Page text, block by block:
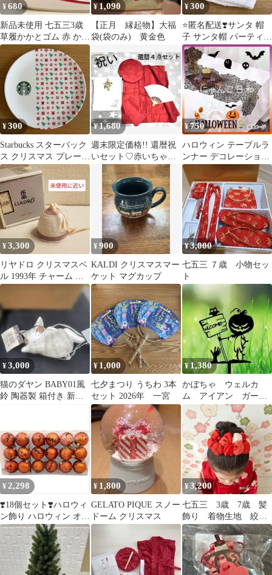
¥680
新品未使用 七五三3歳
草履かかとゴム 赤 かか
と止め かかとバンド
¥1,090
【正月 縁起物】大福
袋(袋のみ) 黄金色
¥300
⭐️匿名配送❣️サンタ 帽
子 サンタ帽 パーティー
クリスマス コスプレ
¥300
Starbucks スターバック
ス クリスマス プレート
皿
¥ 1,680
週末限定価格!! 還暦祝
いセット♡赤いちゃん
ちゃんこ
¥750
ハロウィン テーブルラ
ンナー デコレーション
蜘蛛の巣 レース 黒 飾
り クモ
¥3,300
リヤドロ クリスマスベ
ル 1993年 チャーム 箱
付き 極美品 レリーフ
¥900
KALDI クリスマスマー
ケット マグカップ
¥3,000
七五三 ７歳 小物セッ
ト
¥3,000
猫のダヤン BABY01風
鈴 陶器製 箱付き 新品
¥ 1,000
七夕まつり うちわ 3本
セット 2026年 一宮
¥ 1,380
かぼちゃ ウェルカ
ム アイアン ガーデ
ンサイン ガーデニン
グ 庭装飾 ハロウィ
ン
¥ 2,298
❣️18個セット❣️ハロウィ
ン飾り ハロウィン オー
ナメント ハロウィーン
¥ 1,800
GELATO PIQUE スノー
ドーム クリスマス
¥3,200
七五三 3歳 7歳 髪
飾り 着物生地 絞
り レッド ヘッドド
レス